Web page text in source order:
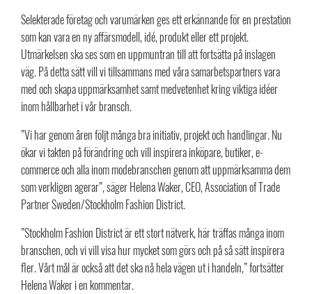
Selekterade företag och varumärken ges ett erkännande för en prestation
som kan vara en ny affärsmodell, idé, produkt eller ett projekt.
Utmärkelsen ska ses som en uppmuntran till att fortsätta på inslagen
väg. På detta sätt vill vi tillsammans med våra samarbetspartners vara
med och skapa uppmärksamhet samt medvetenhet kring viktiga idéer
inom hållbarhet i vår bransch.
”Vi har genom åren följt många bra initiativ, projekt och handlingar. Nu
ökar vi takten på förändring och vill inspirera inköpare, butiker, e-
commerce och alla inom modebranschen genom att uppmärksamma dem
som verkligen agerar”, säger Helena Waker, CEO, Association of Trade
Partner Sweden/Stockholm Fashion District.
”Stockholm Fashion District är ett stort nätverk, här träffas många inom
branschen, och vi vill visa hur mycket som görs och på så sätt inspirera
fler. Vårt mål är också att det ska nå hela vägen ut i handeln,” fortsätter
Helena Waker i en kommentar.